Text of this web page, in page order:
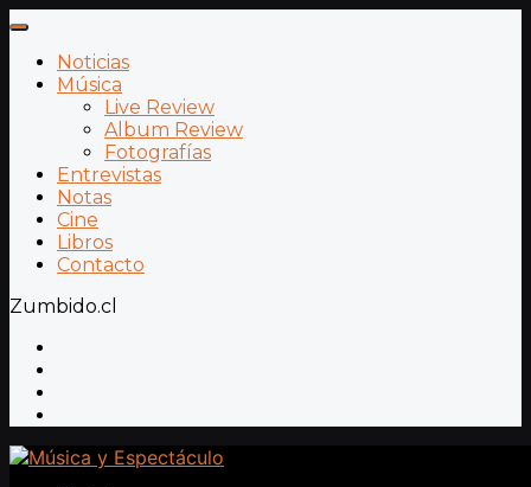
Noticias
Música
Live Review
Album Review
Fotografías
Entrevistas
Notas
Cine
Libros
Contacto
Zumbido.cl